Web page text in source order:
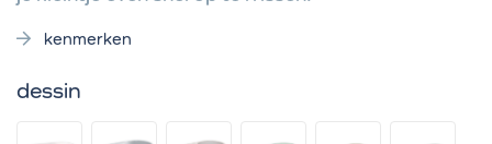
kenmerken
dessin